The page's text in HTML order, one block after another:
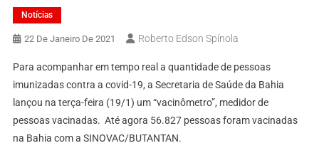
Notícias
22 De Janeiro De 2021 Roberto Edson Spínola
Para acompanhar em tempo real a quantidade de pessoas
imunizadas contra a covid-19, a Secretaria de Saúde da Bahia
lançou na terça-feira (19/1) um “vacinômetro”, medidor de
pessoas vacinadas. Até agora 56.827 pessoas foram vacinadas
na Bahia com a SINOVAC/BUTANTAN.